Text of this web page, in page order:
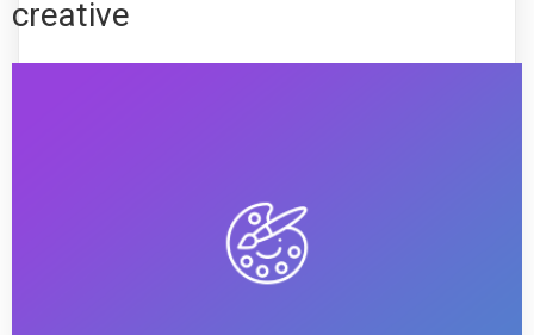
creative